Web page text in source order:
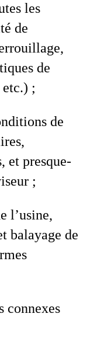
les
de
de
;
de
et presque-
;
l’usine,
balayage de
connexes